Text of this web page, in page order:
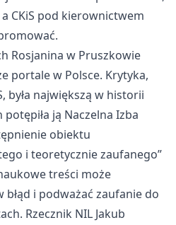
CKiS pod kierownictwem
Rosjanina w Pruszkowie
portale w Polsce. Krytyka,
była największą w historii
potępiła ją Naczelna Izba
obiektu
i teoretycznie zaufanego”
treści może
i podważać zaufanie do
Rzecznik NIL Jakub